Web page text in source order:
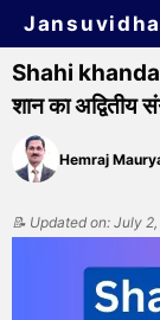
Shahi
शान का अद्वितीय
Hemraj
📝 Updated on: July